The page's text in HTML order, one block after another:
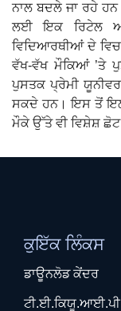
ਨਾਲ ਬਦਲੇ ਜਾ ਰਹੇ
ਲਈ ਇਕ ਰਿਟੇਲ
ਵਿਦਿਆਰਥੀਆਂ ਦੇ
ਵੱਖ-ਵੱਖ ਮੌਕਿਆਂ ’ਤੇ
ਪੁਸਤਕ ਪ੍ਰੇਮੀ
ਸਕਦੇ ਹਨ। ਇਸ ਤੋਂ
ਮੌਕੇ ਉੱਤੇ ਵੀ ਵਿਸ਼ੇਸ਼ ਛੋਟ
ਕੁਇੱਕ ਲਿੰਕਸ
ਡਾਊਨਲੋਡ ਕੇਂਦਰ